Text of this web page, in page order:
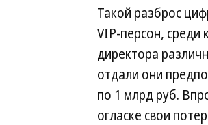
Такой разброс
VIP-персон, среди
директора
отдали они
по 1 млрд руб.
огласке свои